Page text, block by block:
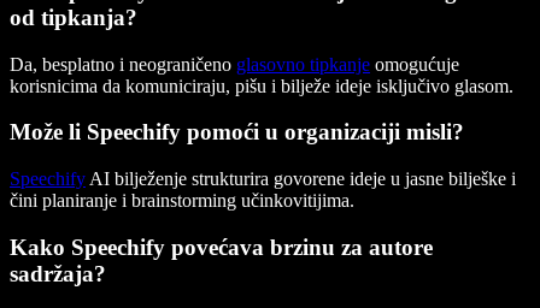
od tipkanja?
Da, besplatno i neograničeno glasovno tipkanje omogućuje
korisnicima da komuniciraju, pišu i bilježe ideje isključivo glasom.
Može li Speechify pomoći u organizaciji misli?
Speechify AI bilježenje strukturira govorene ideje u jasne bilješke i
čini planiranje i brainstorming učinkovitijima.
Kako Speechify povećava brzinu za autore
sadržaja?